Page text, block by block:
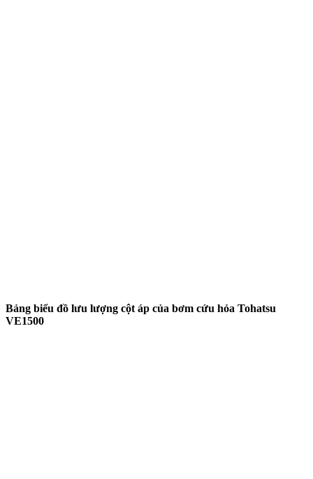
Bảng biểu đồ lưu lượng cột áp của bơm cứu hỏa Tohatsu
VE1500